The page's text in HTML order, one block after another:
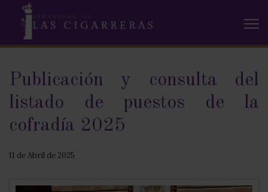
Publicación y consulta del
listado de puestos de la
cofradía 2025
11 de Abril de 2025